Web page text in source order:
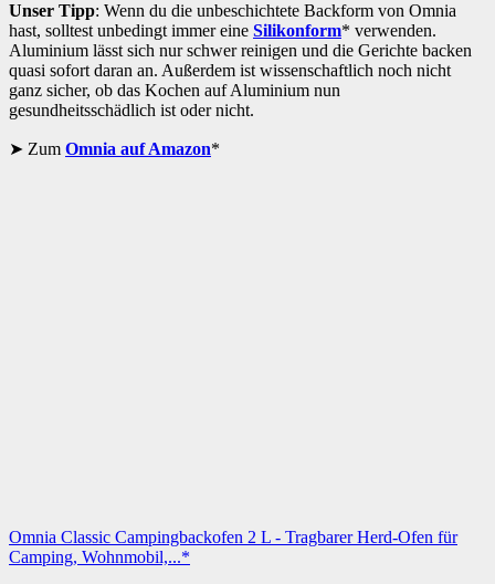
Unser Tipp: Wenn du die unbeschichtete Backform von Omnia
hast, solltest unbedingt immer eine Silikonform* verwenden.
Aluminium lässt sich nur schwer reinigen und die Gerichte backen
quasi sofort daran an. Außerdem ist wissenschaftlich noch nicht
ganz sicher, ob das Kochen auf Aluminium nun
gesundheitsschädlich ist oder nicht.
Zum Omnia auf Amazon*
Omnia Classic Campingbackofen 2 L - Tragbarer Herd-Ofen für
Camping, Wohnmobil,...*